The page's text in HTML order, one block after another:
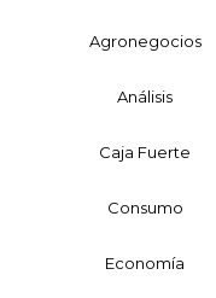
Agronegocios
Análisis
Caja Fuerte
Consumo
Economía